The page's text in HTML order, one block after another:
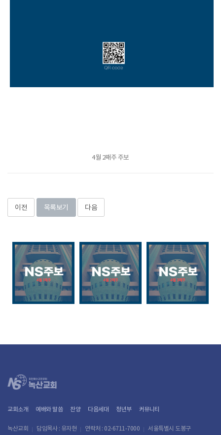
4월 2째주 주보
이전 목록보기 다음
교회소개 예배와 말씀 찬양 다음세대 청년부 커뮤니티
녹산교회 담임목사 : 유자현 연락처 : 02-6711-7000 서울특별시 도봉구